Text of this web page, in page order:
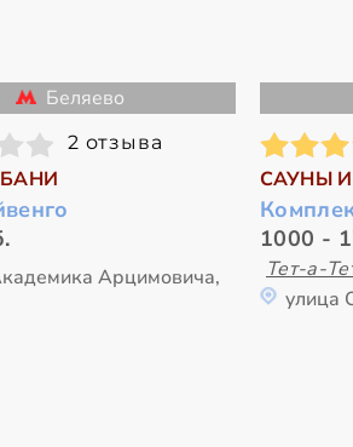
Беляево
2 отзыва
Арцимовича,
САУНЫ
1000 -
Тет-а-
улица